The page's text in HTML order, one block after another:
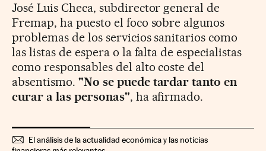
José Luis Checa, subdirector general de
Fremap, ha puesto el foco sobre algunos
problemas de los servicios sanitarios como
las listas de espera o la falta de especialistas
como responsables del alto coste del
absentismo. "No se puede tardar tanto en
curar a las personas", ha afirmado.
El análisis de la actualidad económica y las noticias